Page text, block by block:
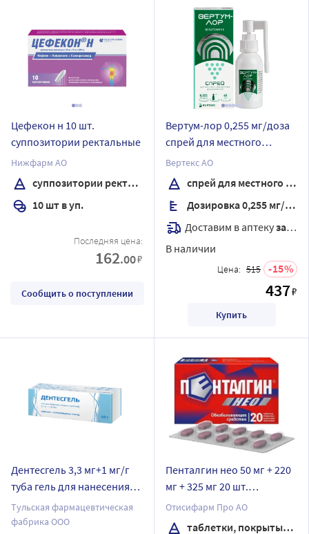
Цефекон н 10 шт.
суппозитории ректальные
Нижфарм АО
суппозитории ректальные
10 шт в уп.
Последняя цена:
162.00₽
Сообщить о поступлении
Вертум-лор 0,255 мг/доза
спрей для местного
применения
дозированный 40 мл
Вертекс АО
спрей для местного применения дозированный
Дозировка 0,255 мг/доза
Доставим в аптекузавтра
В наличии
Цена: 515 15
437₽
Купить
Дентесгель 3,3 мг+1 мг/г
туба гель для нанесения
на десны (детский) 10 гр
Тульская фармацевтическая
фабрика ООО
Пенталгин нео 50 мг + 220
мг + 325 мг 20 шт.
таблетки, покрытые
пленочной оболочкой
Отисифарм Про АО
таблетки, покрытые пленочной оболочкой